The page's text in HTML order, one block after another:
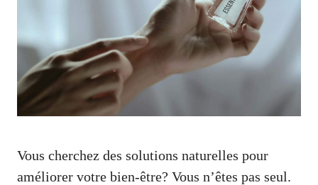
Vous cherchez des solutions naturelles pour
améliorer votre bien-être? Vous n’êtes pas seul.